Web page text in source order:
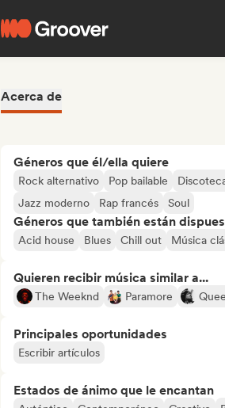
Acerca de
Géneros que él/ella quiere
Rock alternativo Pop bailable
Jazz moderno
Rap francés Soul
Géneros que también están
Acid house Blues Chill out Música
Quieren recibir música similar a...
The Weeknd Paramore
Principales oportunidades
Escribir artículos
Estados de ánimo que le encantan